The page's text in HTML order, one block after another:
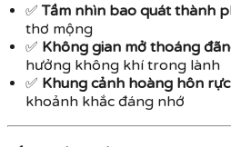
✅Tầm nhìn bao quát thành
thơ mộng
✅ Không gian mở thoáng
hưởng không khí trong lành
✅ Khung cảnh hoàng hôn
khoảnh khắc đáng nhớ